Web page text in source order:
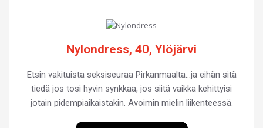
Nylondress, 40, Ylöjärvi
Etsin vakituista seksiseuraa Pirkanmaalta…ja eihän sitä
tiedä jos tosi hyvin synkkaa, jos siitä vaikka kehittyisi
jotain pidempiaikaistakin. Avoimin mielin liikenteessä.